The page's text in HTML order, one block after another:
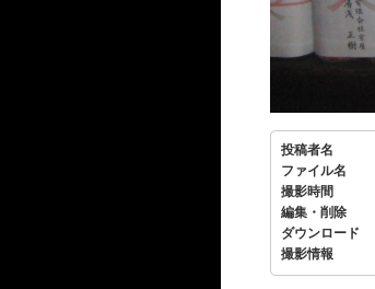
投稿者名
ファイル名
撮影時間
編集・削除
ダウンロード
撮影情報